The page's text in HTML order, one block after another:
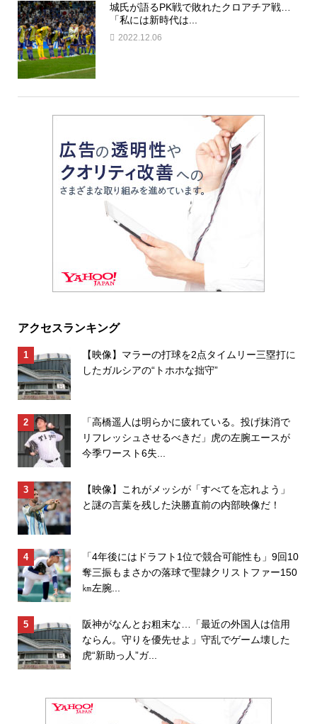
城氏が語るPK戦で敗れたクロアチア戦…
「私には新時代は...
2022.12.06
アクセスランキング
【映像】マラーの打球を2点タイムリー三塁打に
したガルシアの“トホホな拙守”
「高橋遥人は明らかに疲れている。投げ抹消で
リフレッシュさせるべきだ」虎の左腕エースが
今季ワースト6失...
【映像】これがメッシが「すべてを忘れよう」
と謎の言葉を残した決勝直前の内部映像だ！
「4年後にはドラフト1位で競合可能性も」9回10
奪三振もまさかの落球で聖隷クリストファー150
㎞左腕...
阪神がなんとお粗末な…「最近の外国人は信用
ならん。守りを優先せよ」守乱でゲーム壊した
虎“新助っ人”ガ...